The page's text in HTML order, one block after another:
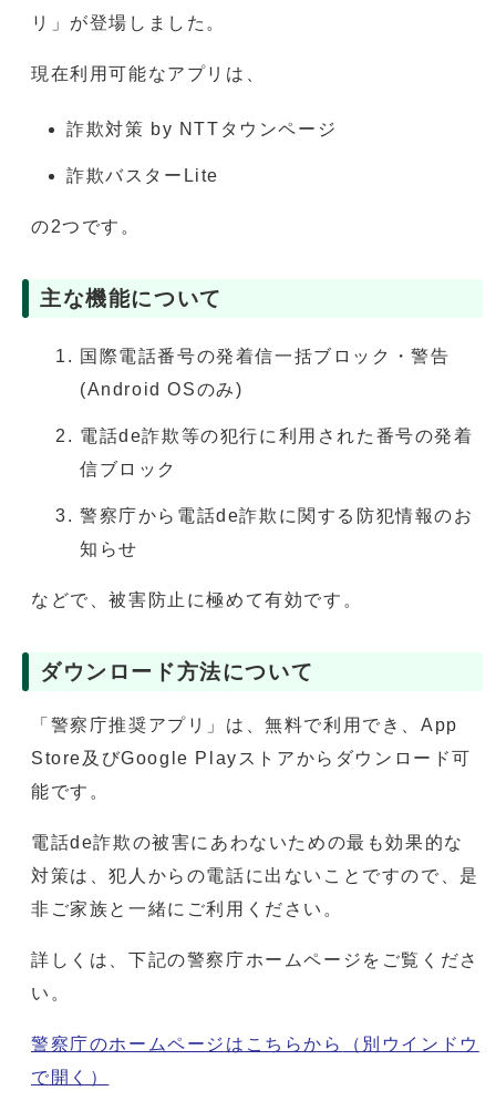
リ」が登場しました。
現在利用可能なアプリは、
詐欺対策 by NTTタウンページ
詐欺バスターLite
の2つです。
主な機能について
国際電話番号の発着信一括ブロック・警告
(Android OSのみ)
電話de詐欺等の犯行に利用された番号の発着
信ブロック
警察庁から電話de詐欺に関する防犯情報のお
知らせ
などで、被害防止に極めて有効です。
ダウンロード方法について
「警察庁推奨アプリ」は、無料で利用でき、App
Store及びGoogle Playストアからダウンロード可
能です。
電話de詐欺の被害にあわないための最も効果的な
対策は、犯人からの電話に出ないことですので、是
非ご家族と一緒にご利用ください。
詳しくは、下記の警察庁ホームページをご覧くださ
い。
警察庁のホームページはこちらから
（別ウインドウ
で開く）